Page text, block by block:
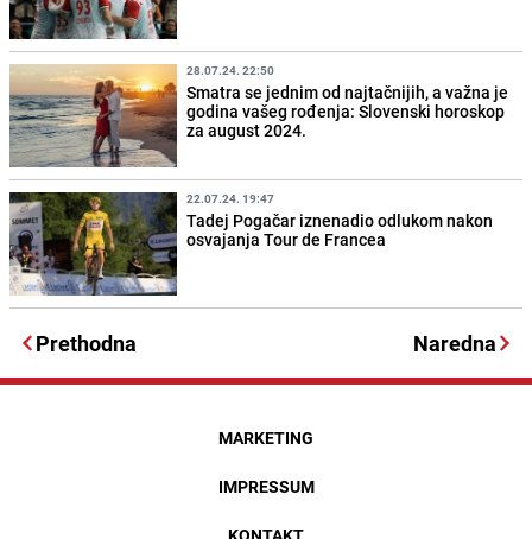
28.07.24. 22:50
Smatra se jednim od najtačnijih, a važna je
godina vašeg rođenja: Slovenski horoskop
za august 2024.
22.07.24. 19:47
Tadej Pogačar iznenadio odlukom nakon
osvajanja Tour de Francea
Prethodna Naredna
MARKETING
IMPRESSUM